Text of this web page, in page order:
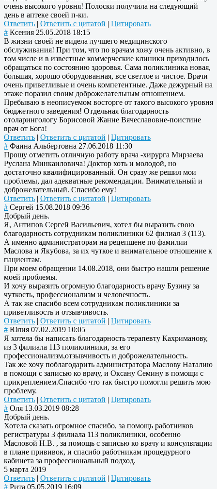
очень высокого уровня! Полоски получила на следующий
день в аптеке своей п-ки.
Ответить | Ответить с цитатой | Цитировать
# Ксения 25.05.2018 18:15
В жизни своей не видела лучшего медицинского
обслуживания! При том, что по врачам хожу очень активно, в
том числе и в известные коммерческие клиники приходилось
обращаться по состоянию здоровья. Сама поликлиника новая,
большая, хорошо оборудованная, все светлое и чистое. Врачи
очень приветливые и очень компетентные. Даже дежурный на
этаже поразил своим доброжелательным отношением.
Пребываю в неописуемом восторге от такого высокого уровня
бюджетного заведения! Отдельная благодарность
отоларингологу Борисовой Жанне Вячеславовне-поистине
врач от Бога!
Ответить | Ответить с цитатой | Цитировать
# Фаина Альбертовна 27.06.2018 11:30
Прошу отметить отличную работу врача -хирурга Мирзаева
Руслана Минкаиловича! Доктор хоть и молодой, но
достаточно квалифицированный. Он сразу же решил мои
проблемы, дал адекватные рекомендации. Внимательный и
доброжелательный. Спасибо ему!
Ответить | Ответить с цитатой | Цитировать
# Сергей 15.08.2018 09:36
Добрый день.
Я, Антипов Сергей Васильевич, хотел бы выразить свою
благодарность сотрудникам поликлиники 62 филиал 3 (113).
А именно администраторам на рецепшене по фамилии
Маслова и Якубова, за их чуткое и внимательное отношение к
пациентам.
При моем обращении 14.08.2018, они быстро нашли решение
моей проблемы.
И хочу выразить огромную благодарность врачу Бузину за
чуткость, профессионализм и человечность.
А так же спасибо всем сотрудникам поликлиники за
приветливость и отзывчивость.
Ответить | Ответить с цитатой | Цитировать
# Юлия 07.02.2019 10:05
Я хотела бы написать благодарность терапевту Кахриманову,
из 3 филиала 113 поликлиники, за его
профессионализм,отзывчивость и доброжелательность.
Так же хочу поблагодарить администратора Маслову Наталию
в помощи с записью ко врачу, и Оксану Семину в помощи с
прикреплением.Спасибо что так быстро помогли решить мою
проблему.
Ответить | Ответить с цитатой | Цитировать
# Оля 13.03.2019 08:28
Добрый день.
Хотела сказать огромное спасибо, за помощь работников
регистратуры 3 филиала 113 поликлиники, особенно
Масловой Н.В. , за помощь с записью ко врачу и консультации
в плане прививок, и спасибо работникам процедурного
кабинета за профессиональный подход.
5 марта 2019
Ответить | Ответить с цитатой | Цитировать
# Рита 05.05.2019 16:09